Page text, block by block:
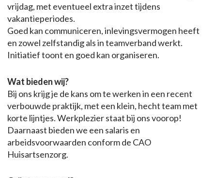
vrijdag, met eventueel extra inzet tijdens
vakantieperiodes.
Goed kan communiceren, inlevingsvermogen heeft
en zowel zelfstandig als in teamverband werkt.
Initiatief toont en goed kan organiseren.
Wat bieden wij?
Bij ons krijg je de kans om te werken in een recent
verbouwde praktijk, met een klein, hecht team met
korte lijntjes. Werkplezier staat bij ons voorop!
Daarnaast bieden we een salaris en
arbeidsvoorwaarden conform de CAO
Huisartsenzorg.